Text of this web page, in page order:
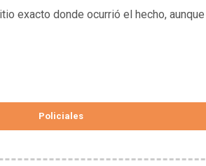
exacto donde ocurrió el hecho,
Policiales